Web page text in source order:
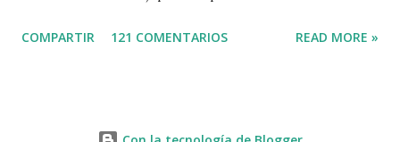
mundo mundial...
COMPARTIR 121 COMENTARIOS READ MORE »